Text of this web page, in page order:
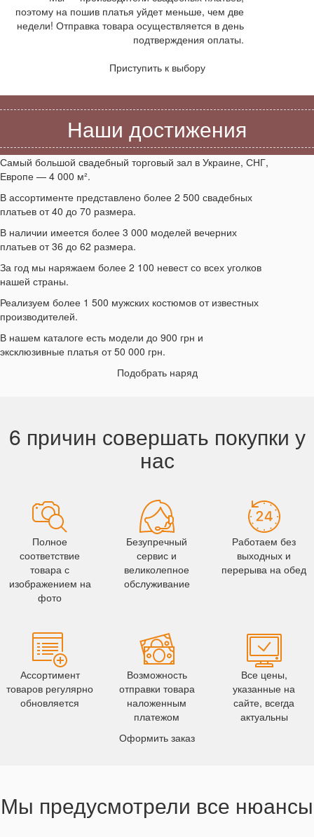
поэтому на пошив платья уйдет меньше, чем две
недели! Отправка товара осуществляется в день
подтверждения оплаты.
Приступить к выбору
Наши достижения
Самый большой свадебный торговый зал в Украине, СНГ,
Европе — 4 000 м².
В ассортименте представлено более 2 500 свадебных
платьев от 40 до 70 размера.
В наличии имеется более 3 000 моделей вечерних
платьев от 36 до 62 размера.
За год мы наряжаем более 2 100 невест со всех уголков
нашей страны.
Реализуем более 1 500 мужских костюмов от известных
производителей.
В нашем каталоге есть модели до 900 грн и
эксклюзивные платья от 50 000 грн.
Подобрать наряд
6 причин совершать покупки у
нас
Полное
соответствие
товара с
изображением на
фото
Безупречный
сервис и
великолепное
обслуживание
Работаем без
выходных и
перерыва на обед
Ассортимент
товаров регулярно
обновляется
Возможность
отправки товара
наложенным
платежом
Все цены,
указанные на
сайте, всегда
актуальны
Оформить заказ
Мы предусмотрели все нюансы